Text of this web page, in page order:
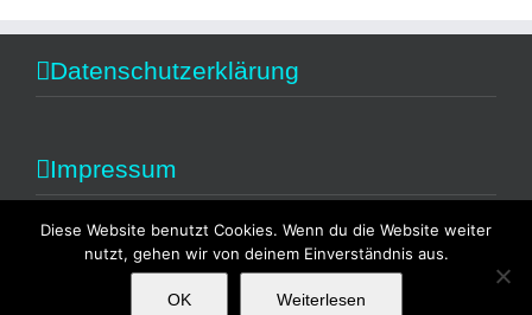
Datenschutzerklärung
Impressum
Copyright 2014 Alexandra Fischer | All Rights Reserved
Diese Website benutzt Cookies. Wenn du die Website weiter
nutzt, gehen wir von deinem Einverständnis aus.
OK Weiterlesen